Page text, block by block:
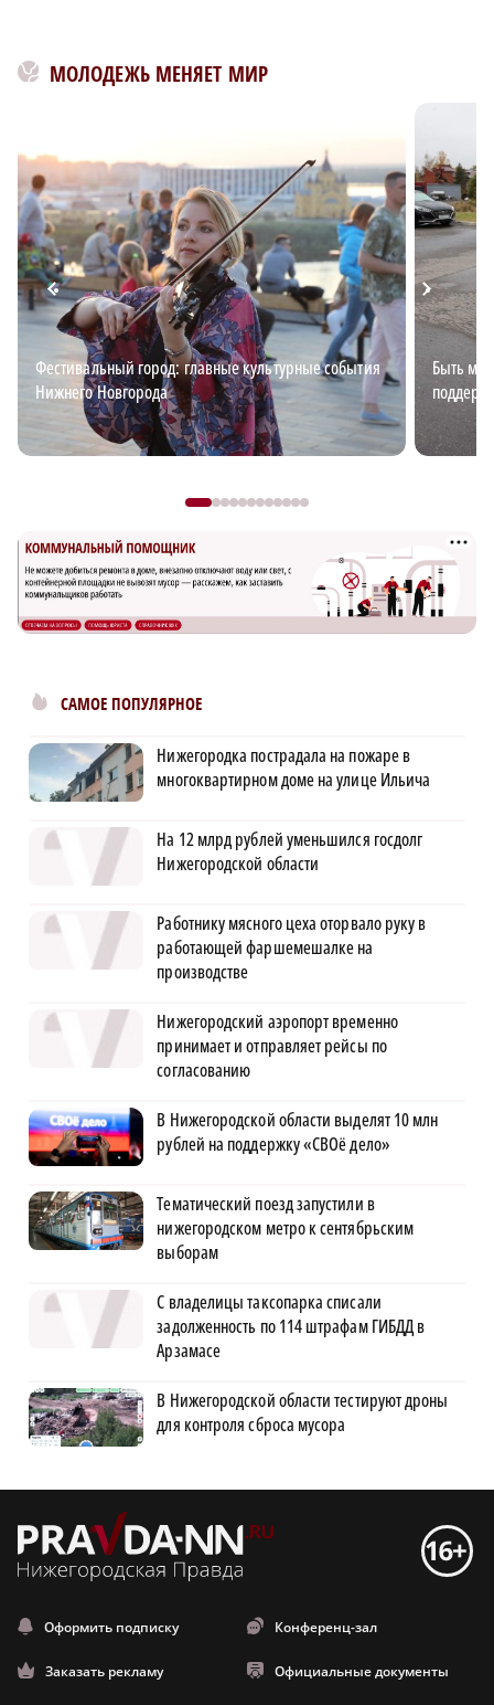
МОЛОДЕЖЬ МЕНЯЕТ МИР
Фестивальный город: главные культурные события
Нижнего Новгорода
Быть
САМОЕ ПОПУЛЯРНОЕ
Нижегородка пострадала на пожаре в
многоквартирном доме на улице Ильича
На 12 млрд рублей уменьшился госдолг
Нижегородской области
Работнику мясного цеха оторвало руку в
работающей фаршемешалке на
производстве
Нижегородский аэропорт временно
принимает и отправляет рейсы по
согласованию
В Нижегородской области выделят 10 млн
рублей на поддержку «СВОё дело»
Тематический поезд запустили в
нижегородском метро к сентябрьским
выборам
С владелицы таксопарка списали
задолженность по 114 штрафам ГИБДД в
Арзамасе
В Нижегородской области тестируют дроны
для контроля сброса мусора
Оформить подписку Конференц-зал
Заказать рекламу Официальные документы